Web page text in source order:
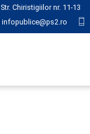
Str. Chiristigiilor nr. 11-13
infopublice@ps2.ro